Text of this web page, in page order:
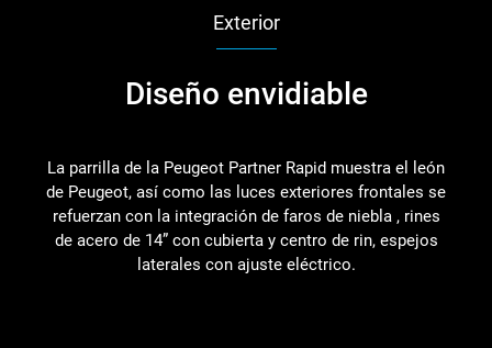
Exterior
Diseño envidiable
La parrilla de la Peugeot Partner Rapid muestra el león
de Peugeot, así como las luces exteriores frontales se
refuerzan con la integración de faros de niebla , rines
de acero de 14” con cubierta y centro de rin, espejos
laterales con ajuste eléctrico.